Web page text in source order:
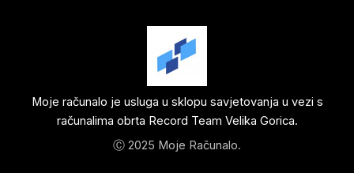
Moje računalo je usluga u sklopu savjetovanja u vezi s
računalima obrta Record Team Velika Gorica.
Ⓒ 2025 Moje Računalo.